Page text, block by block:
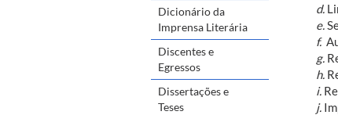
Dicionário da
Imprensa Literária
Discentes e
Egressos
Dissertações e
Teses
d.
e.
f.
g.
h.
i.
j.